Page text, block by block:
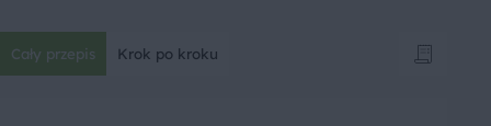
Cały przepis Krok po kroku